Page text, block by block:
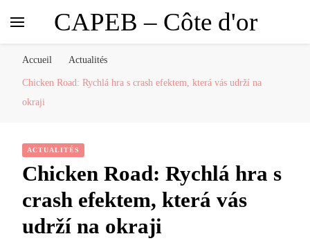
CAPEB – Côte d'or
Accueil Actualités
Chicken Road: Rychlá hra s crash efektem, která vás udrží na
okraji
ACTUALITÉS
Chicken Road: Rychlá hra s
crash efektem, která vás
udrží na okraji